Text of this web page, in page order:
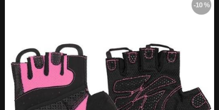
-10 %